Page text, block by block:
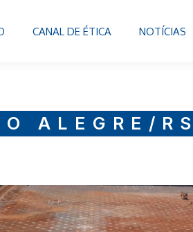
CANAL DE ÉTICA NOTÍCIAS
ALEGRE/RS